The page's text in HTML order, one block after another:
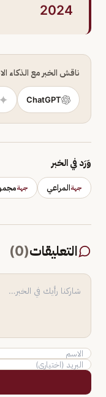
2024
ناقش الخبر مع الذكاء
ChatGPT
وَرَد في الخبر
جهةالمراعي جهة
التعليقات(
0
)